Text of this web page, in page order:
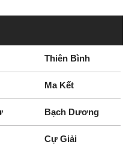
Thiên Bình
Ma Kết
Bạch Dương
Cự Giải